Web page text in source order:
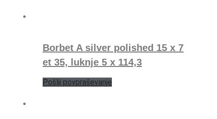
Borbet A silver polished 15 x 7
et 35, luknje 5 x 114,3
Pošlji povpraševanje